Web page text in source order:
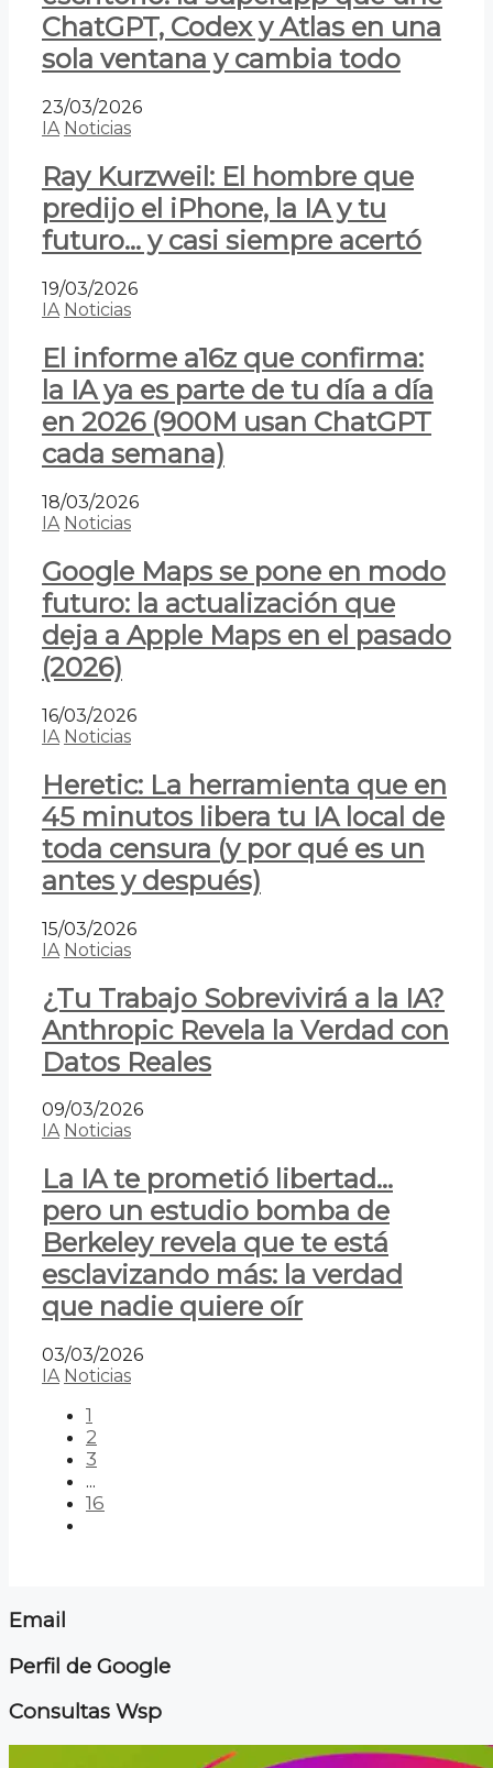
ChatGPT, Codex y Atlas en una
sola ventana y cambia todo
23/03/2026
IA Noticias
Ray Kurzweil: El hombre que
predijo el iPhone, la IA y tu
futuro… y casi siempre acertó
19/03/2026
IA Noticias
El informe a16z que confirma:
la IA ya es parte de tu día a día
en 2026 (900M usan ChatGPT
cada semana)
18/03/2026
IA Noticias
Google Maps se pone en modo
futuro: la actualización que
deja a Apple Maps en el pasado
(2026)
16/03/2026
IA Noticias
Heretic: La herramienta que en
45 minutos libera tu IA local de
toda censura (y por qué es un
antes y después)
15/03/2026
IA Noticias
¿Tu Trabajo Sobrevivirá a la IA?
Anthropic Revela la Verdad con
Datos Reales
09/03/2026
IA Noticias
La IA te prometió libertad…
pero un estudio bomba de
Berkeley revela que te está
esclavizando más: la verdad
que nadie quiere oír
03/03/2026
IA Noticias
1
2
3
...
16
Email
Perfil de Google
Consultas Wsp